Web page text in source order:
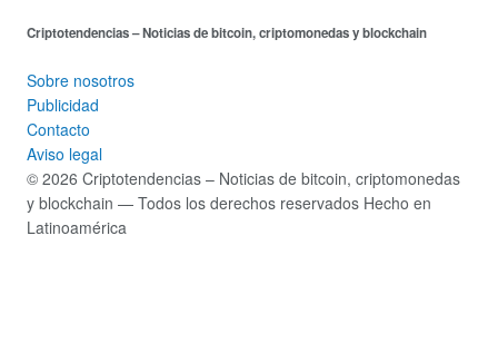
Criptotendencias – Noticias de bitcoin, criptomonedas y blockchain
Sobre nosotros
Publicidad
Contacto
Aviso legal
© 2026 Criptotendencias – Noticias de bitcoin, criptomonedas
y blockchain — Todos los derechos reservados Hecho en
Latinoamérica